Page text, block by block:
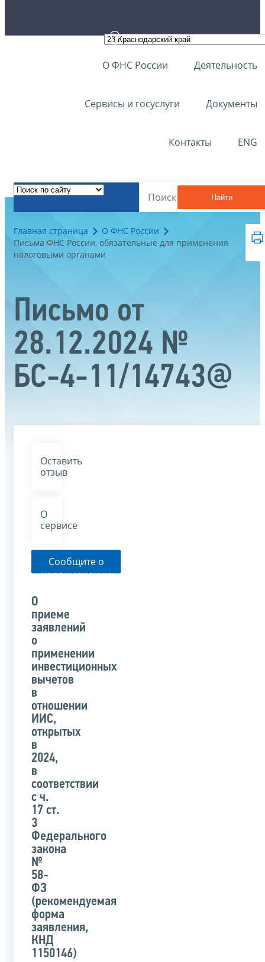
О ФНС России Деятельность
Сервисы и госуслуги Документы
Контакты ENG
Найти
Главная страница
О ФНС России
Письма ФНС России, обязательные для применения
налоговыми органами
Письмо от
28.12.2024 №
БС-4-11/14743@
Оставить
отзыв
О
сервисе
Сообщите о
неприменении
указанного
письма
О
приеме
заявлений
о
применении
инвестиционных
вычетов
в
отношении
ИИС,
открытых
в
2024,
в
соответствии
с ч.
17 ст.
3
Федерального
закона
№
58-
ФЗ
(рекомендуемая
форма
заявления,
КНД
1150146)